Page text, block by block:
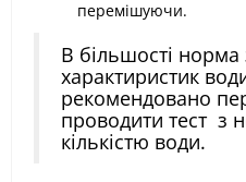
перемішуючи.
В більшості норма
характиристик
рекомендовано
проводити тест з
кількістю води.